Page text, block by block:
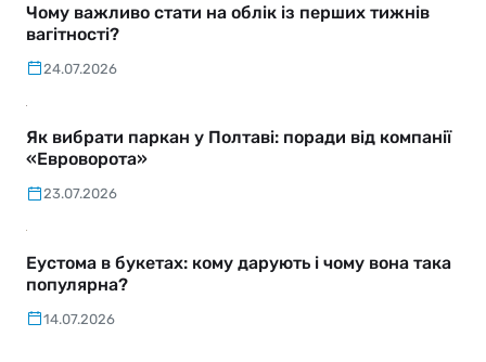
Чому важливо стати на облік із перших тижнів
вагітності?
24.07.2026
Як вибрати паркан у Полтаві: поради від компанії
«Евроворота»
23.07.2026
Еустома в букетах: кому дарують і чому вона така
популярна?
14.07.2026